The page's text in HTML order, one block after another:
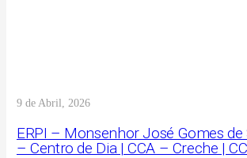
9 de Abril, 2026
ERPI – Monsenhor José Gomes de
– Centro de Dia | CCA – Creche |